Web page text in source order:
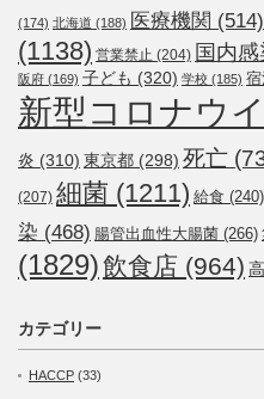
(174) 北海道 (188) 医療機関 (514)
(1138) 営業禁止 (204) 国内感
阪府 (169) 子ども (320) 学校 (185)
新型コロナウ
炎 (310) 東京都 (298) 死亡
(207) 細菌 (1211) 給食 (240)
染 (468) 腸管出血性大腸菌 (266)
(1829)飲食店 (964)
カテゴリー
HACCP (33)